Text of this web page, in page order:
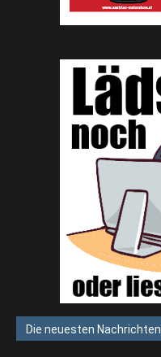
Die neuesten Nachrichten